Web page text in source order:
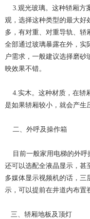
3.观光玻璃。这种轿厢方
观，选择这种类型的最大好
多，有对重、对重导轨、轿
全部通过玻璃暴露在外，实
户需求，一般建议选择磨砂
映效果不错。
4.实木。这种材质，在轿
是如果轿厢较小，就会产生
二、外呼及操作箱
目前一般家用电梯的外呼
还可以选配全液晶显示，甚
多媒体显示视频机的话 ，
示，可以提前在井道内布置
三、轿厢地板及顶灯